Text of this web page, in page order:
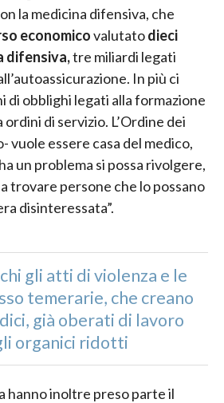
la medicina difensiva, che
economicovalutatodieci
difensiva,tre miliardi legati
In più ci
di obblighi legati alla formazione
di servizio. L’Ordine dei
vuole essere casa del medico,
un problema si possa rivolgere,
trovare persone che lo possano
disinteressata”.
gli atti di violenza e le
temerarie, che creano
già oberati di lavoro
organici ridotti
hanno inoltre preso parte il